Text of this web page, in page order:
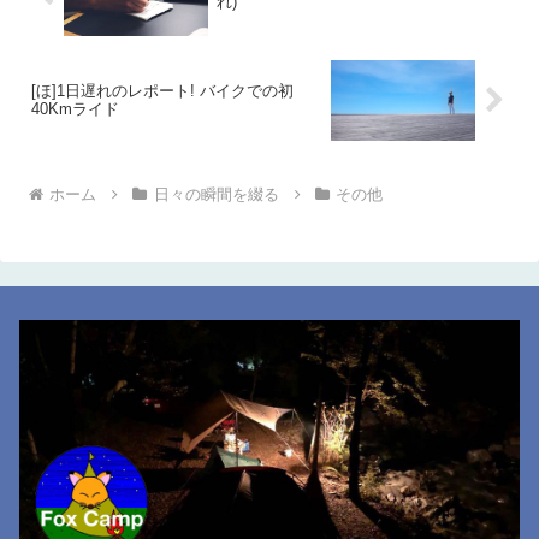
[ほ]1日遅れのレポート! バイクでの初
40Kmライド
ホーム 日々の瞬間を綴る その他